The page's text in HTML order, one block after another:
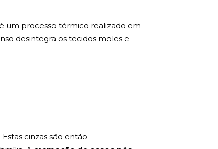
um processo térmico realizado em
desintegra os tecidos moles e
cinzas são então